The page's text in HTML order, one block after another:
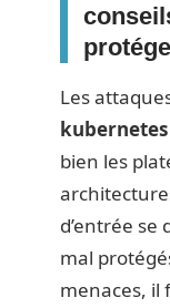
Les
kubernetes
bien les
d’entrée se
mal
menaces, il